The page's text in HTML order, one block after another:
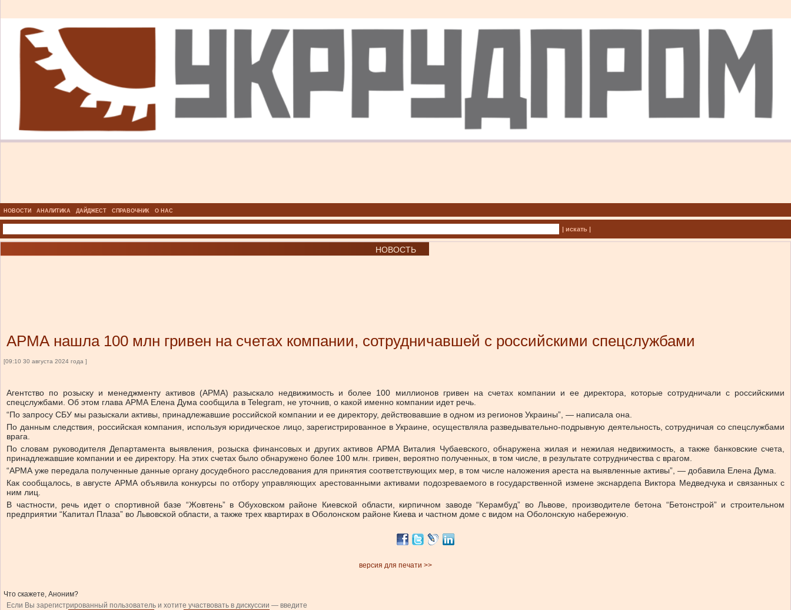
НОВОСТИ АНАЛИТИКА ДАЙДЖЕСТ СПРАВОЧНИК О НАС
| искать |
НОВОСТЬ
АРМА нашла 100 млн гривен на счетах компании, сотрудничавшей с российскими спецслужбами
[09:10 30 августа 2024 года ]
Агентство по розыску и менеджменту активов (АРМА) разыскало недвижимость и более 100 миллионов гривен на счетах компании и ее директора, которые сотрудничали с российскими
спецслужбами. Об этом глава АРМА Елена Дума сообщила в Telegram, не уточнив, о какой именно компании идет речь.
“По запросу СБУ мы разыскали активы, принадлежавшие российской компании и ее директору, действовавшие в одном из регионов Украины”, — написала она.
По данным следствия, российская компания, используя юридическое лицо, зарегистрированное в Украине, осуществляла разведывательно-подрывную деятельность, сотрудничая со спецслужбами
врага.
По словам руководителя Департамента выявления, розыска финансовых и других активов АРМА Виталия Чубаевского, обнаружена жилая и нежилая недвижимость, а также банковские счета,
принадлежавшие компании и ее директору. На этих счетах было обнаружено более 100 млн. гривен, вероятно полученных, в том числе, в результате сотрудничества с врагом.
“АРМА уже передала полученные данные органу досудебного расследования для принятия соответствующих мер, в том числе наложения ареста на выявленные активы”, — добавила Елена Дума.
Как сообщалось, в августе АРМА объявила конкурсы по отбору управляющих арестованными активами подозреваемого в государственной измене экснардепа Виктора Медведчука и связанных с
ним лиц.
В частности, речь идет о спортивной базе “Жовтень” в Обуховском районе Киевской области, кирпичном заводе “Керамбуд” во Львове, производителе бетона “Бетонстрой” и строительном
предприятии “Капитал Плаза” во Львовской области, а также трех квартирах в Оболонском районе Киева и частном доме с видом на Оболонскую набережную.
версия для печати >>
Что скажете, Аноним?
Если Вы зарегистрированный пользователь и хотите участвовать в дискуссии — введите